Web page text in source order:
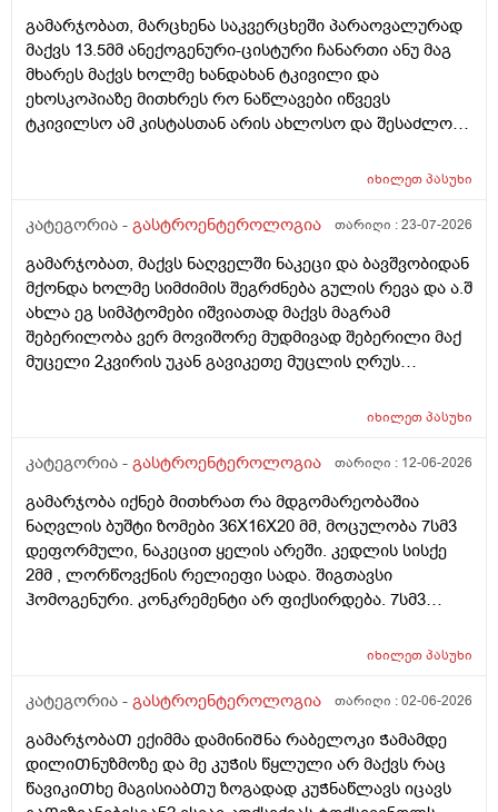
გამარჯობათ, მარცხენა საკვერცხეში პარაოვალურად
მაქვს 13.5მმ ანექოგენური-ცისტური ჩანართი ანუ მაგ
მხარეს მაქვს ხოლმე ხანდახან ტკივილი და
ეხოსკოპიაზე მითხრეს რო ნაწლავები იწვევს
ტკივილსო ამ კისტასთან არის ახლოსო და შესაძლოა
შებერილობა მაწუხებს მუდმივად და ნამდვილად მაგის
ცოტა შევიმსუბუქო მდგომარეობა ან ვარჯიშით ან
მივალ.ძლიერი ტკივილები არ მაქვს. მადლობა დიდი
იხილეთპასუხი
კატეგორია - გასტროენტეროლოგია თარიღი :23-07-2026
გამარჯობათ, მაქვს ნაღველში ნაკეცი და ბავშვობიდან
მქონდა ხოლმე სიმძიმის შეგრძნება გულის რევა და ა.შ
ახლა ეგ სიმპტომები იშვიათად მაქვს მაგრამ
შებერილობა ვერ მოვიშორე მუდმივად შებერილი მაქ
მუცელი 2კვირის უკან გავიკეთე მუცლის ღრუს
ნაწლავის შებერილობა გამოჩნდა მაგრამ მუცლის ხან
და ხანდახან უფრო ამოსუნთვაზე.შესაძლოა სტრესის
ვუმკურნალო ამ შებერილობას და ნაზლავების რაიმე
დაზიანება რომ ყოფილიყო ეხოსკოპიაზე ხომ
გამოჩნდებოდა.მადლობა დიდი
იხილეთპასუხი
კატეგორია - გასტროენტეროლოგია თარიღი : 12-06-2026
გამარჯობა იქნებ მითხრათ რა მდგომარეობაშია
ნაღვლის ბუშტი ზომები 36X16X20 მმ, მოცულობა 7სმ3
დეფორმული, ნაკეცით ყელის არეში. კედლის სისქე
2მმ , ლორწოვქნის რელიეფი სადა. შიგთავსი
ჰომოგენური. კონკრემენტი არ ფიქსირდება. 7სმ3
საშიშია? ამ პასუხით კენჭი ხომ არარის? 11 წლის
იხილეთპასუხი
კატეგორია - გასტროენტეროლოგია თარიღი :02-06-2026
გამარჯობაᲗ ექიმმა დამინიᲨნა რაბელოკი Ჭამამდე
დილიᲗნუზმოზე და მე კუᲭის წყლული არ მაქვს რაც
წავიკიᲗხე მაგისიაბᲗუ ზოგადად კუᲭნაწლავს იცავს